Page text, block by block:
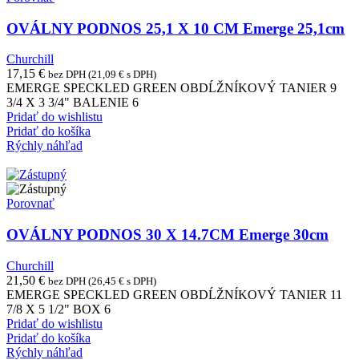
OVÁLNY PODNOS 25,1 X 10 CM Emerge 25,1cm
Churchill
17,15 € bez DPH (21,09 € s DPH)
EMERGE SPECKLED GREEN OBDĹŽNÍKOVÝ TANIER 9
3/4 X 3 3/4" BALENIE 6
Pridať do wishlistu
Pridať do košíka
Rýchly náhľad
Porovnať
OVÁLNY PODNOS 30 X 14.7CM Emerge 30cm
Churchill
21,50 € bez DPH (26,45 € s DPH)
EMERGE SPECKLED GREEN OBDĹŽNÍKOVÝ TANIER 11
7/8 X 5 1/2" BOX 6
Pridať do wishlistu
Pridať do košíka
Rýchly náhľad